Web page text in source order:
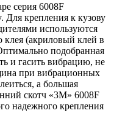
серия 6008F
Для крепления к кузову
используются
(акриловый клей в
подобранная
и гасить вибрацию, не
при вибрационных
а большая
скотч «3М» 6008F
надежного крепления